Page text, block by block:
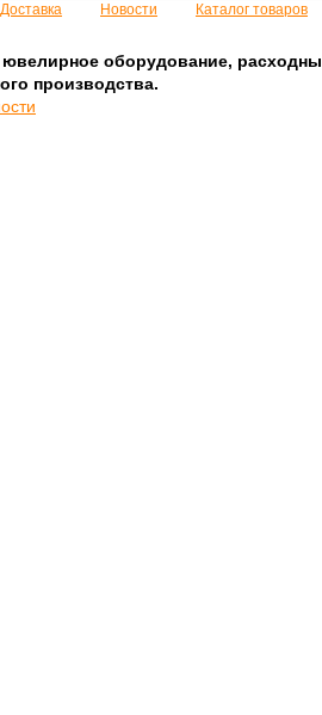
Доставка Новости
Каталог товаров
оборудование,
производства.